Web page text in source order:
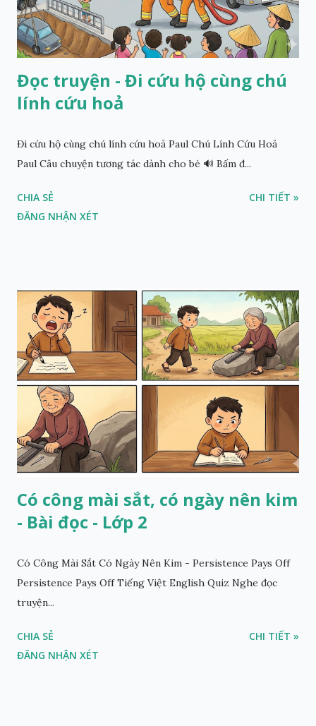
Đọc truyện - Đi cứu hộ cùng chú
lính cứu hoả
Đi cứu hộ cùng chú lính cứu hoả Paul Chú Lính Cứu Hoả
Paul Câu chuyện tương tác dành cho bé 🔊 Bấm đ...
CHIA SẺ
ĐĂNG NHẬN XÉT
CHI TIẾT »
Có công mài sắt, có ngày nên kim
- Bài đọc - Lớp 2
Có Công Mài Sắt Có Ngày Nên Kim - Persistence Pays Off
Persistence Pays Off Tiếng Việt English Quiz Nghe đọc
truyện...
CHIA SẺ
ĐĂNG NHẬN XÉT
CHI TIẾT »